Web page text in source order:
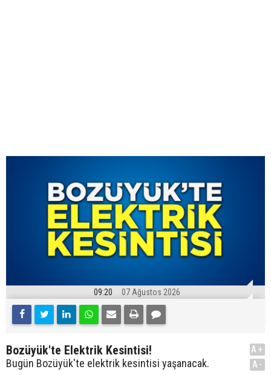
09:20 07 Ağustos 2026
Bozüyük'te Elektrik Kesintisi!
Bugün Bozüyük'te elektrik kesintisi yaşanacak.
A+
A-